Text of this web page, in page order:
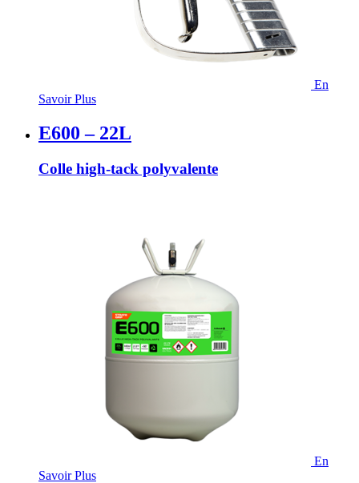
En
Savoir Plus
E600 – 22L
Colle high-tack polyvalente
En
Savoir Plus